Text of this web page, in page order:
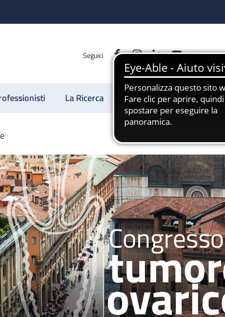
Seguici FacebookInstagram
LinkedinYouTube
La Ricerca Sostienici